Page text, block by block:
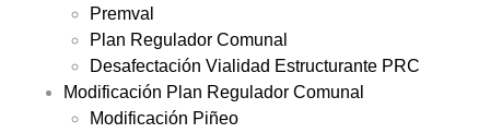
Premval
Plan Regulador Comunal
Desafectación Vialidad Estructurante PRC
Modificación Plan Regulador Comunal
Modificación Piñeo